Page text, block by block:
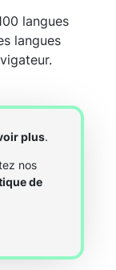
langues
langues
plus.
nos
de